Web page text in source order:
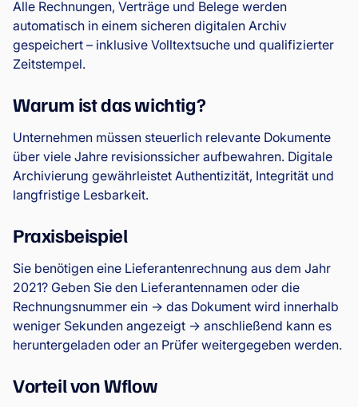
Alle Rechnungen, Verträge und Belege werden
automatisch in einem sicheren digitalen Archiv
gespeichert – inklusive Volltextsuche und qualifizierter
Zeitstempel.
Warum ist das wichtig?
Unternehmen müssen steuerlich relevante Dokumente
über viele Jahre revisionssicher aufbewahren. Digitale
Archivierung gewährleistet Authentizität, Integrität und
langfristige Lesbarkeit.
Praxisbeispiel
Sie benötigen eine Lieferantenrechnung aus dem Jahr
2021? Geben Sie den Lieferantennamen oder die
Rechnungsnummer ein → das Dokument wird innerhalb
weniger Sekunden angezeigt → anschließend kann es
heruntergeladen oder an Prüfer weitergegeben werden.
Vorteil von Wflow